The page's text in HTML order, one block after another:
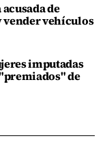
de
vehículos
imputadas
de